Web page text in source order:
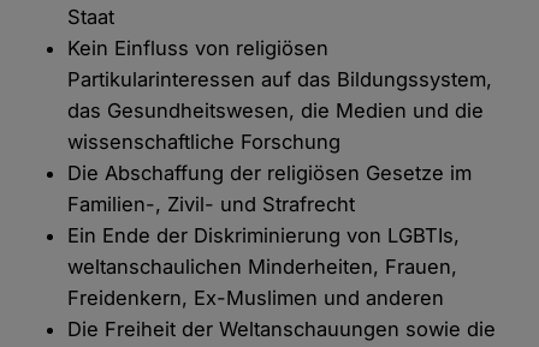
Staat
Kein Einfluss von religiösen
Partikularinteressen auf das Bildungssystem,
das Gesundheitswesen, die Medien und die
wissenschaftliche Forschung
Die Abschaffung der religiösen Gesetze im
Familien-, Zivil- und Strafrecht
Ein Ende der Diskriminierung von LGBTIs,
weltanschaulichen Minderheiten, Frauen,
Freidenkern, Ex-Muslimen und anderen
Die Freiheit der Weltanschauungen sowie die